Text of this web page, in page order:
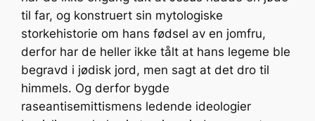
til far, og konstruert sin mytologiske
storkehistorie om hans fødsel av en jomfru,
derfor har de heller ikke tålt at hans legeme ble
begravd i jødisk jord, men sagt at det dro til
himmels. Og derfor bygde
raseantisemittismens ledende ideologier